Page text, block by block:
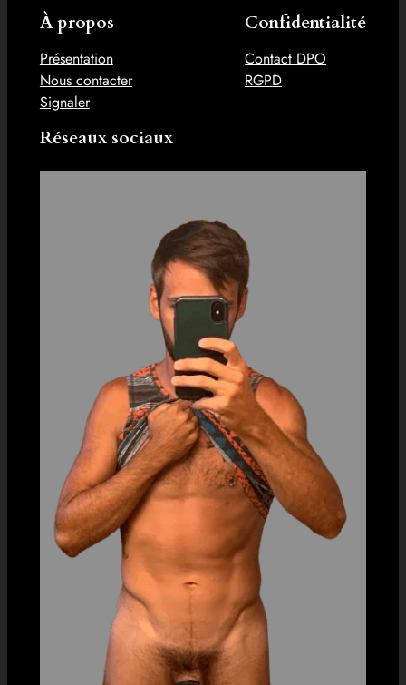
À propos
Présentation
Nous contacter
Signaler
Confidentialité
Contact DPO
RGPD
Réseaux sociaux